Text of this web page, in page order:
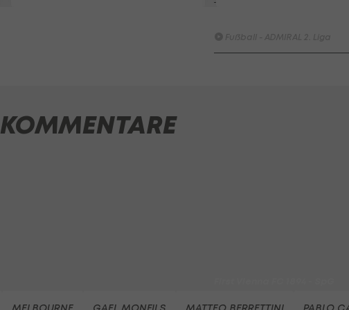
Hartberg
KOMMENTARE
MELBOURNE GAEL MONFILS MATTEO BERRETTINI PABLO